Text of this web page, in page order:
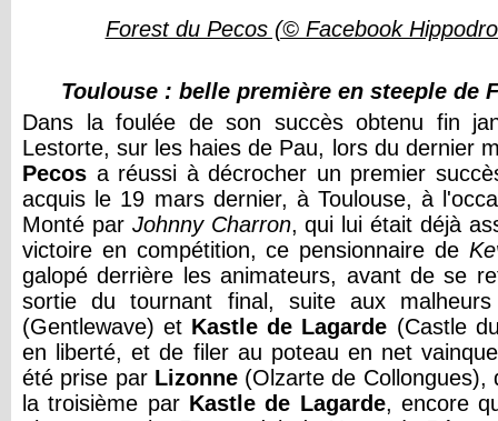
Forest du Pecos (© Facebook
Toulouse : belle première en steeple de
Dans la foulée de son succès obtenu fin
Lestorte, sur les haies de Pau, lors du dernier
Pecos a réussi à décrocher un premier
acquis le 19 mars dernier, à Toulouse, à
Monté par Johnny Charron, qui lui était déjà
victoire en compétition, ce pensionnaire de
galopé derrière les animateurs, avant de se
sortie du tournant final, suite aux
(Gentlewave) et Kastle de Lagarde (Castle
en liberté, et de filer au poteau en net
été prise par Lizonne (Olzarte de Collongues),
la troisième par Kastle de Lagarde, encore